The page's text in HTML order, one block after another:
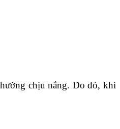
chịu nắng. Do đó, khi